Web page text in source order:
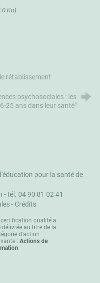
Ko)
rétablissement
psychosociales : les
25 ans dans leur santé"
pour la santé de
-tél. 04 90 81 02 41
- Crédits
certification qualité a
délivrée au titre de la
d'action
: Actions de